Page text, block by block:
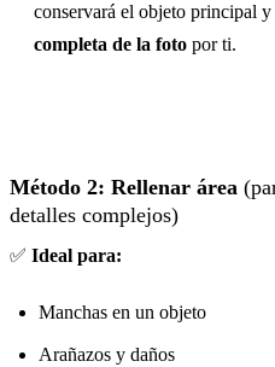
conservará el objeto principal y
completa de la foto por ti.
Método 2: Rellenar área
detalles complejos)
✅ Ideal para:
Manchas en un objeto
Arañazos y daños